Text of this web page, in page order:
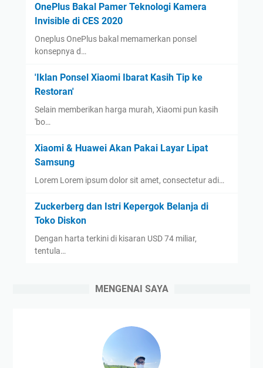
OnePlus Bakal Pamer Teknologi Kamera
Invisible di CES 2020
Oneplus OnePlus bakal memamerkan ponsel
konsepnya d…
'Iklan Ponsel Xiaomi Ibarat Kasih Tip ke
Restoran'
Selain memberikan harga murah, Xiaomi pun kasih
'bo…
Xiaomi & Huawei Akan Pakai Layar Lipat
Samsung
Lorem Lorem ipsum dolor sit amet, consectetur adi…
Zuckerberg dan Istri Kepergok Belanja di
Toko Diskon
Dengan harta terkini di kisaran USD 74 miliar,
tentula…
MENGENAI SAYA